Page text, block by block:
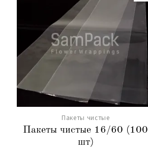
Пакеты чистые
Пакеты чистые 16/60 (100
шт)